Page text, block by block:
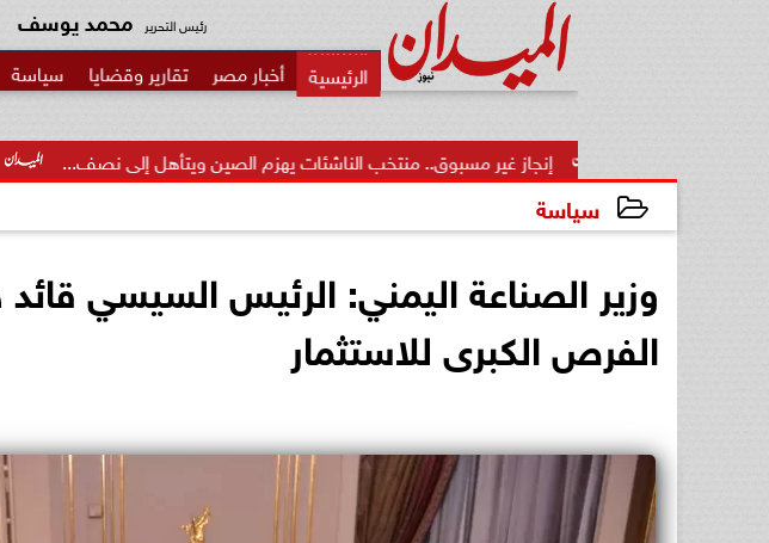
رئيس التحرير محمد يوسف
أخبار مصر تقارير وقضايا سياسة
الاحد انطلاق إنجاز غير مسبوق.. منتخب الناشئات يهزم الصين ويتأهل إلى نصف...
سياسة
وزير الصناعة اليمني: الرئيس السيسي
الفرص الكبرى للاستثمار